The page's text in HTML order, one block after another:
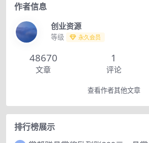
作者信息
创业资源
等级 永久会员
48670
文章
1
评论
查看作者其他文章
排行榜展示